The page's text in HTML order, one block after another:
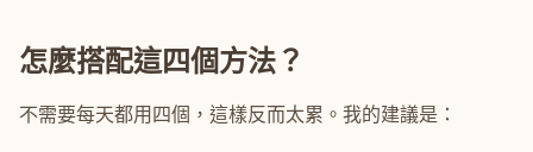
怎麼搭配這四個方法？
不需要每天都用四個，這樣反而太累。我的建議是：